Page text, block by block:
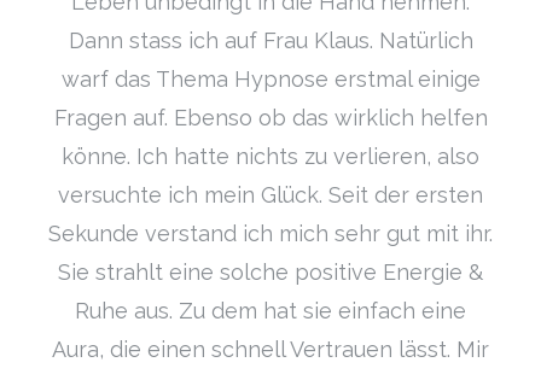
Dann stass ich auf Frau Klaus. Natürlich
warf das Thema Hypnose erstmal einige
Fragen auf. Ebenso ob das wirklich helfen
könne. Ich hatte nichts zu verlieren, also
versuchte ich mein Glück. Seit der ersten
Sekunde verstand ich mich sehr gut mit ihr.
Sie strahlt eine solche positive Energie &
Ruhe aus. Zu dem hat sie einfach eine
Aura, die einen schnell Vertrauen lässt. Mir